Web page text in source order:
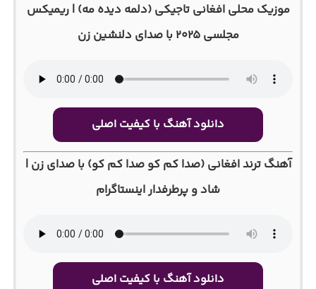
موزیک محلی افغانی تاجیکی (دلمه دیده مه) | ریمیکس
مجلسی ۲۰۲۵ با صدای دلنشین زن
دانلود آهنگ با کیفیت اصلی
آهنگ ترند افغانی (صدا کم کو صدا کم کو) با صدای زن |
شاد و پرطرفدار اینستاگرام
دانلود آهنگ با کیفیت اصلی